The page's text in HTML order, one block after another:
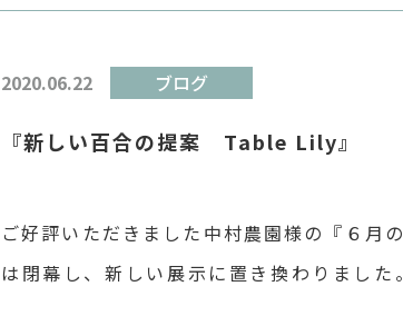
場で大規模な展示会「6月のゆりの展示会
2020.06.22 ブログ
『新しい百合の提案 Table Lily』
ご好評いただきました中村農園様の『６月
は閉幕し、新しい展示に置き換わりました